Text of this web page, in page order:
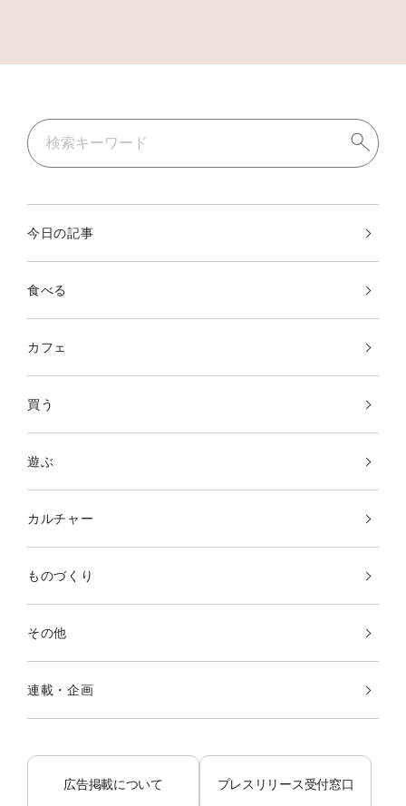
今日の記事
食べる
カフェ
買う
遊ぶ
カルチャー
ものづくり
その他
連載・企画
広告掲載について プレスリリース受付窓口